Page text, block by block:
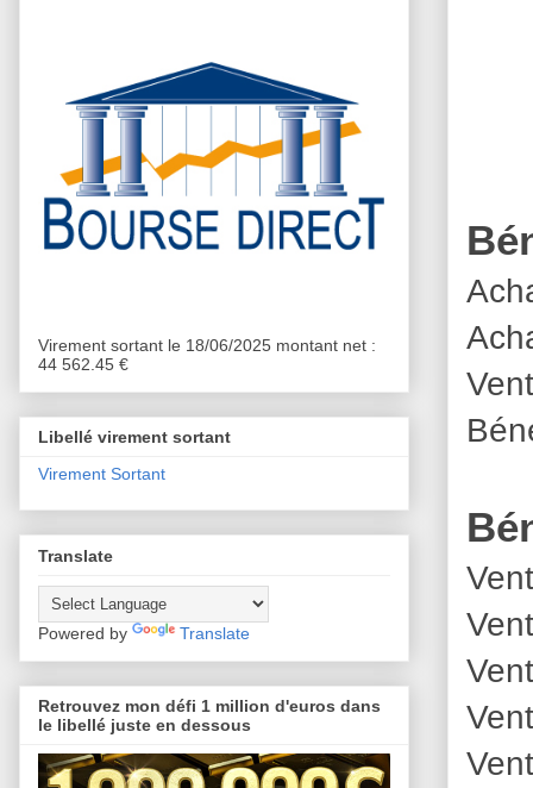
Virement sortant le 18/06/2025 montant net :
44 562.45 €
Libellé virement sortant
Virement Sortant
Translate
Powered by Translate
Retrouvez mon défi 1 million d'euros dans
le libellé juste en dessous